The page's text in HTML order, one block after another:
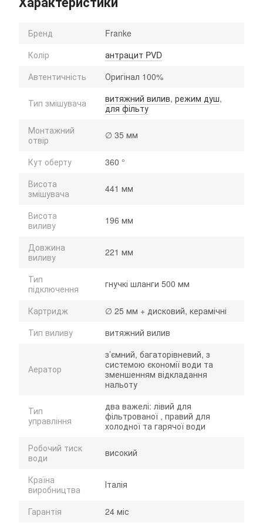
Бренд
Franke
Колір
антрацит PVD
Автентичність
Оригінал 100%
Тип змішувача витяжний вилив, режим душ,
для фільту
Монтажний
отвір
∅ 35 мм
Кут оберту
360 °
Висота
змішувача
441 мм
Висота
виливу
196 мм
Довжина
виливу
221 мм
Тип
підключення
гнучкі шланги 500 мм
Картридж
∅ 25 мм + дисковий, керамічні
Тип виливу
витяжний вилив
Аератор
з’ємний, багаторівневий, з
системою єкономії води та
зменшенням відкладання
нальоту
Тип
управління
два важелі: лівий для
фільтрованої , правий для
холодної та гарячої води
Робочий тиск
води
високий
Країна
виробництва
Італія
Гарантія 24 міс